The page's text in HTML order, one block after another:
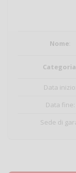
Nome:
Categoria
Data inizio:
Data fine:
Sede di